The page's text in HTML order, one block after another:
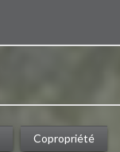
Copropriété